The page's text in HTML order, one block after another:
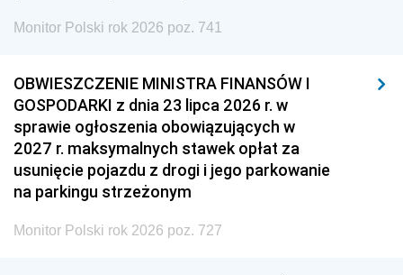
Monitor Polski rok 2026 poz. 741
OBWIESZCZENIE MINISTRA FINANSÓW I
GOSPODARKI z dnia 23 lipca 2026 r. w
sprawie ogłoszenia obowiązujących w
2027 r. maksymalnych stawek opłat za
usunięcie pojazdu z drogi i jego parkowanie
na parkingu strzeżonym
Monitor Polski rok 2026 poz. 727